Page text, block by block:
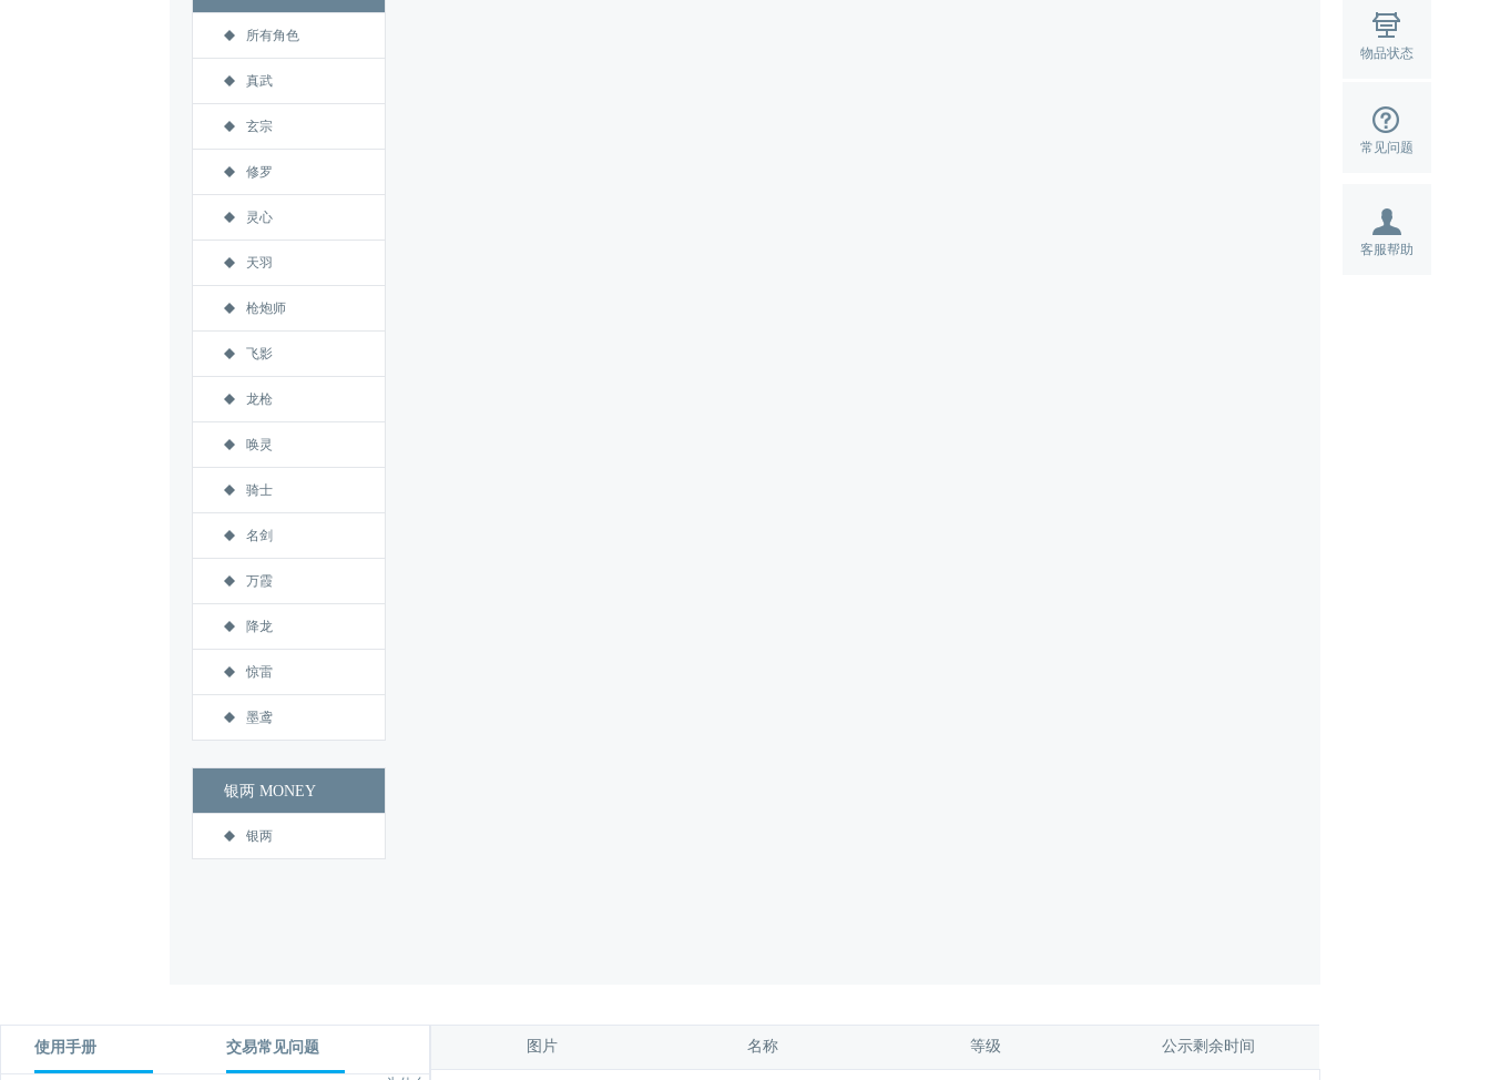
物品状态
常见问题
客服帮助
所有角色
真武
玄宗
修罗
灵心
天羽
枪炮师
飞影
龙枪
唤灵
骑士
名剑
万霞
降龙
惊雷
墨鸢
银两 MONEY
银两
图片 名称 等级 公示剩余时间
使用手册 交易常见问题